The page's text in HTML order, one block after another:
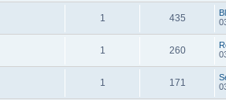
1 435
1 260
1 171